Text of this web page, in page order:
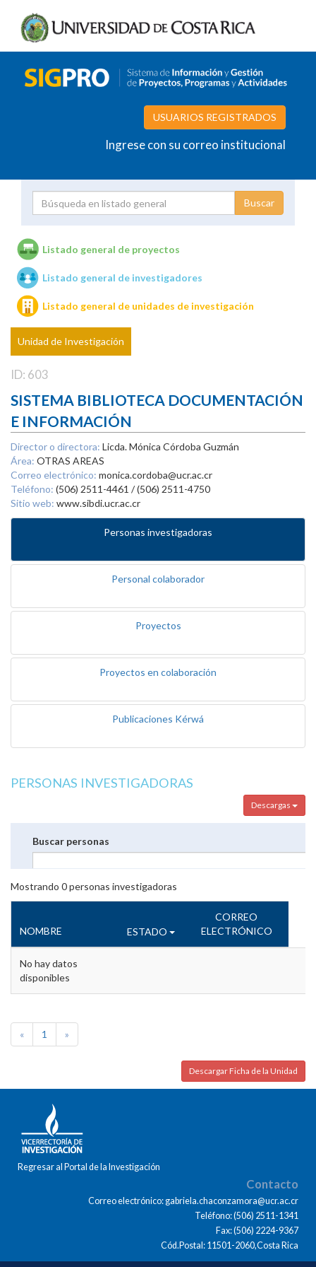
USUARIOS REGISTRADOS
Ingrese con su correo institucional
Unidades de investigación
Listado general de proyectos
Listado general de investigadores
Listado general de unidades de investigación
Unidad de Investigación
ID: 603
SISTEMA BIBLIOTECA DOCUMENTACIÓN
E INFORMACIÓN
Director o directora: Licda. Mónica Córdoba Guzmán
Área: OTRAS AREAS
Correo electrónico: monica.cordoba@ucr.ac.cr
Teléfono: (506) 2511-4461 / (506) 2511-4750
Sitio web: www.sibdi.ucr.ac.cr
Personas investigadoras
Personal colaborador
Proyectos
Proyectos en colaboración
Publicaciones Kérwá
PERSONAS INVESTIGADORAS
Descargas
Buscar personas
Mostrando 0personas investigadoras
NOMBRE ESTADO
CORREO
ELECTRÓNICO
No hay datos
disponibles
« 1 »
Descargar Ficha de la Unidad
Regresar al Portal de la Investigación
Contacto
Correo electrónico: gabriela.chaconzamora@ucr.ac.cr
Teléfono: (506) 2511-1341
Fax: (506) 2224-9367
Cód.Postal: 11501-2060,Costa Rica